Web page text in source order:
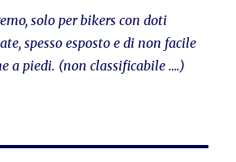
solo per bikers con doti
spesso esposto e di non facile
a piedi. (non classificabile ….)